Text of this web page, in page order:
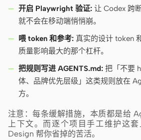
开启 Playwright 验证: 让 Codex 跨
就不会在移动端悄悄崩。
喂 token 和参考: 真实的设计 token
质量影响最大的那个杠杆。
把规则写进 AGENTS.md: 把「不要
体、品牌优先层级」这类规则放在
方。
注意：每条缓解措施，本质都是给
上下文。而逐个项目手工维护这
Design 帮你省掉的苦活。